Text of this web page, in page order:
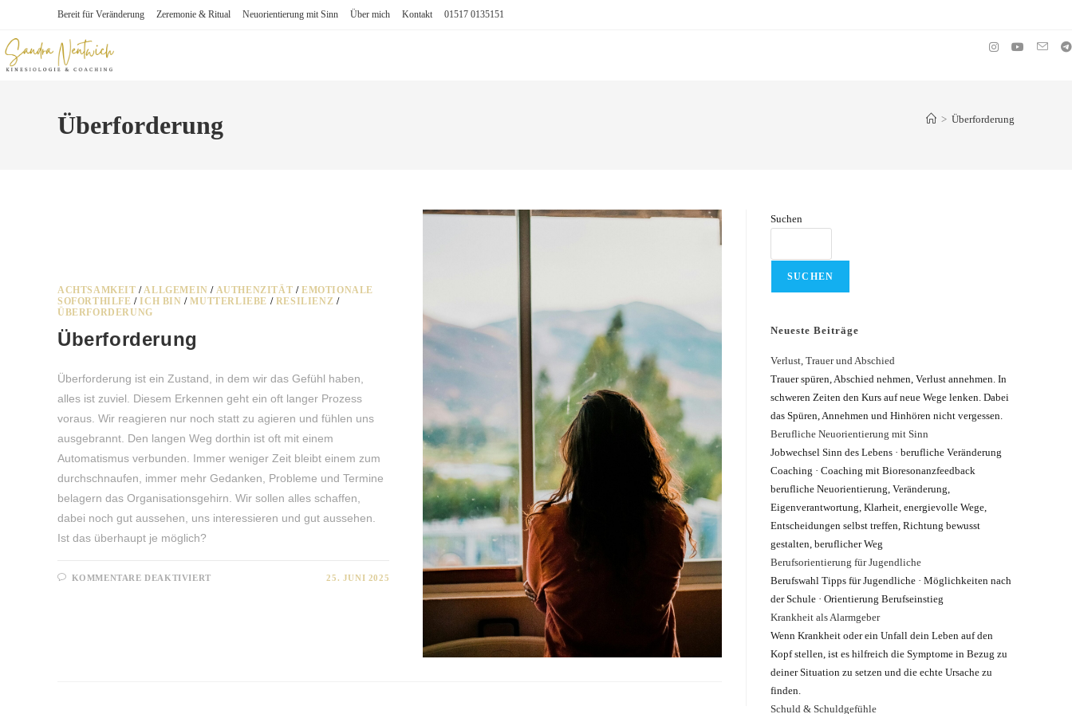
springen
Bereit für Veränderung Zeremonie & Ritual Neuorientierung mit Sinn Über mich Kontakt 01517 0135151
Überforderung > Überforderung
Suchen
SUCHEN
Neueste Beiträge
Verlust, Trauer und Abschied
Trauer spüren, Abschied nehmen, Verlust annehmen. In
schweren Zeiten den Kurs auf neue Wege lenken. Dabei
das Spüren, Annehmen und Hinhören nicht vergessen.
Berufliche Neuorientierung mit Sinn
Jobwechsel Sinn des Lebens · berufliche Veränderung
Coaching · Coaching mit Bioresonanzfeedback
berufliche Neuorientierung, Veränderung,
Eigenverantwortung, Klarheit, energievolle Wege,
Entscheidungen selbst treffen, Richtung bewusst
gestalten, beruflicher Weg
Berufsorientierung für Jugendliche
Berufswahl Tipps für Jugendliche · Möglichkeiten nach
der Schule · Orientierung Berufseinstieg
Krankheit als Alarmgeber
Wenn Krankheit oder ein Unfall dein Leben auf den
Kopf stellen, ist es hilfreich die Symptome in Bezug zu
deiner Situation zu setzen und die echte Ursache zu
finden.
Schuld & Schuldgefühle
ACHTSAMKEIT / ALLGEMEIN / AUTHENZITÄT /EMOTIONALE
SOFORTHILFE /ICH BIN /MUTTERLIEBE / RESILIENZ /
ÜBERFORDERUNG
Überforderung
Überforderung ist ein Zustand, in dem wir das Gefühl haben,
alles ist zuviel. Diesem Erkennen geht ein oft langer Prozess
voraus. Wir reagieren nur noch statt zu agieren und fühlen uns
ausgebrannt. Den langen Weg dorthin ist oft mit einem
Automatismus verbunden. Immer weniger Zeit bleibt einem zum
durchschnaufen, immer mehr Gedanken, Probleme und Termine
belagern das Organisationsgehirn. Wir sollen alles schaffen,
dabei noch gut aussehen, uns interessieren und gut aussehen.
Ist das überhaupt je möglich?
KOMMENTARE DEAKTIVIERTFÜR
25. JUNI 2025